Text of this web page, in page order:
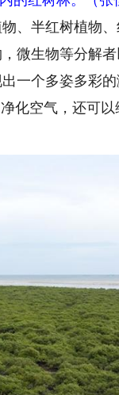
、半红树植物、
微生物等分解者
一个多姿多彩的
空气，还可以